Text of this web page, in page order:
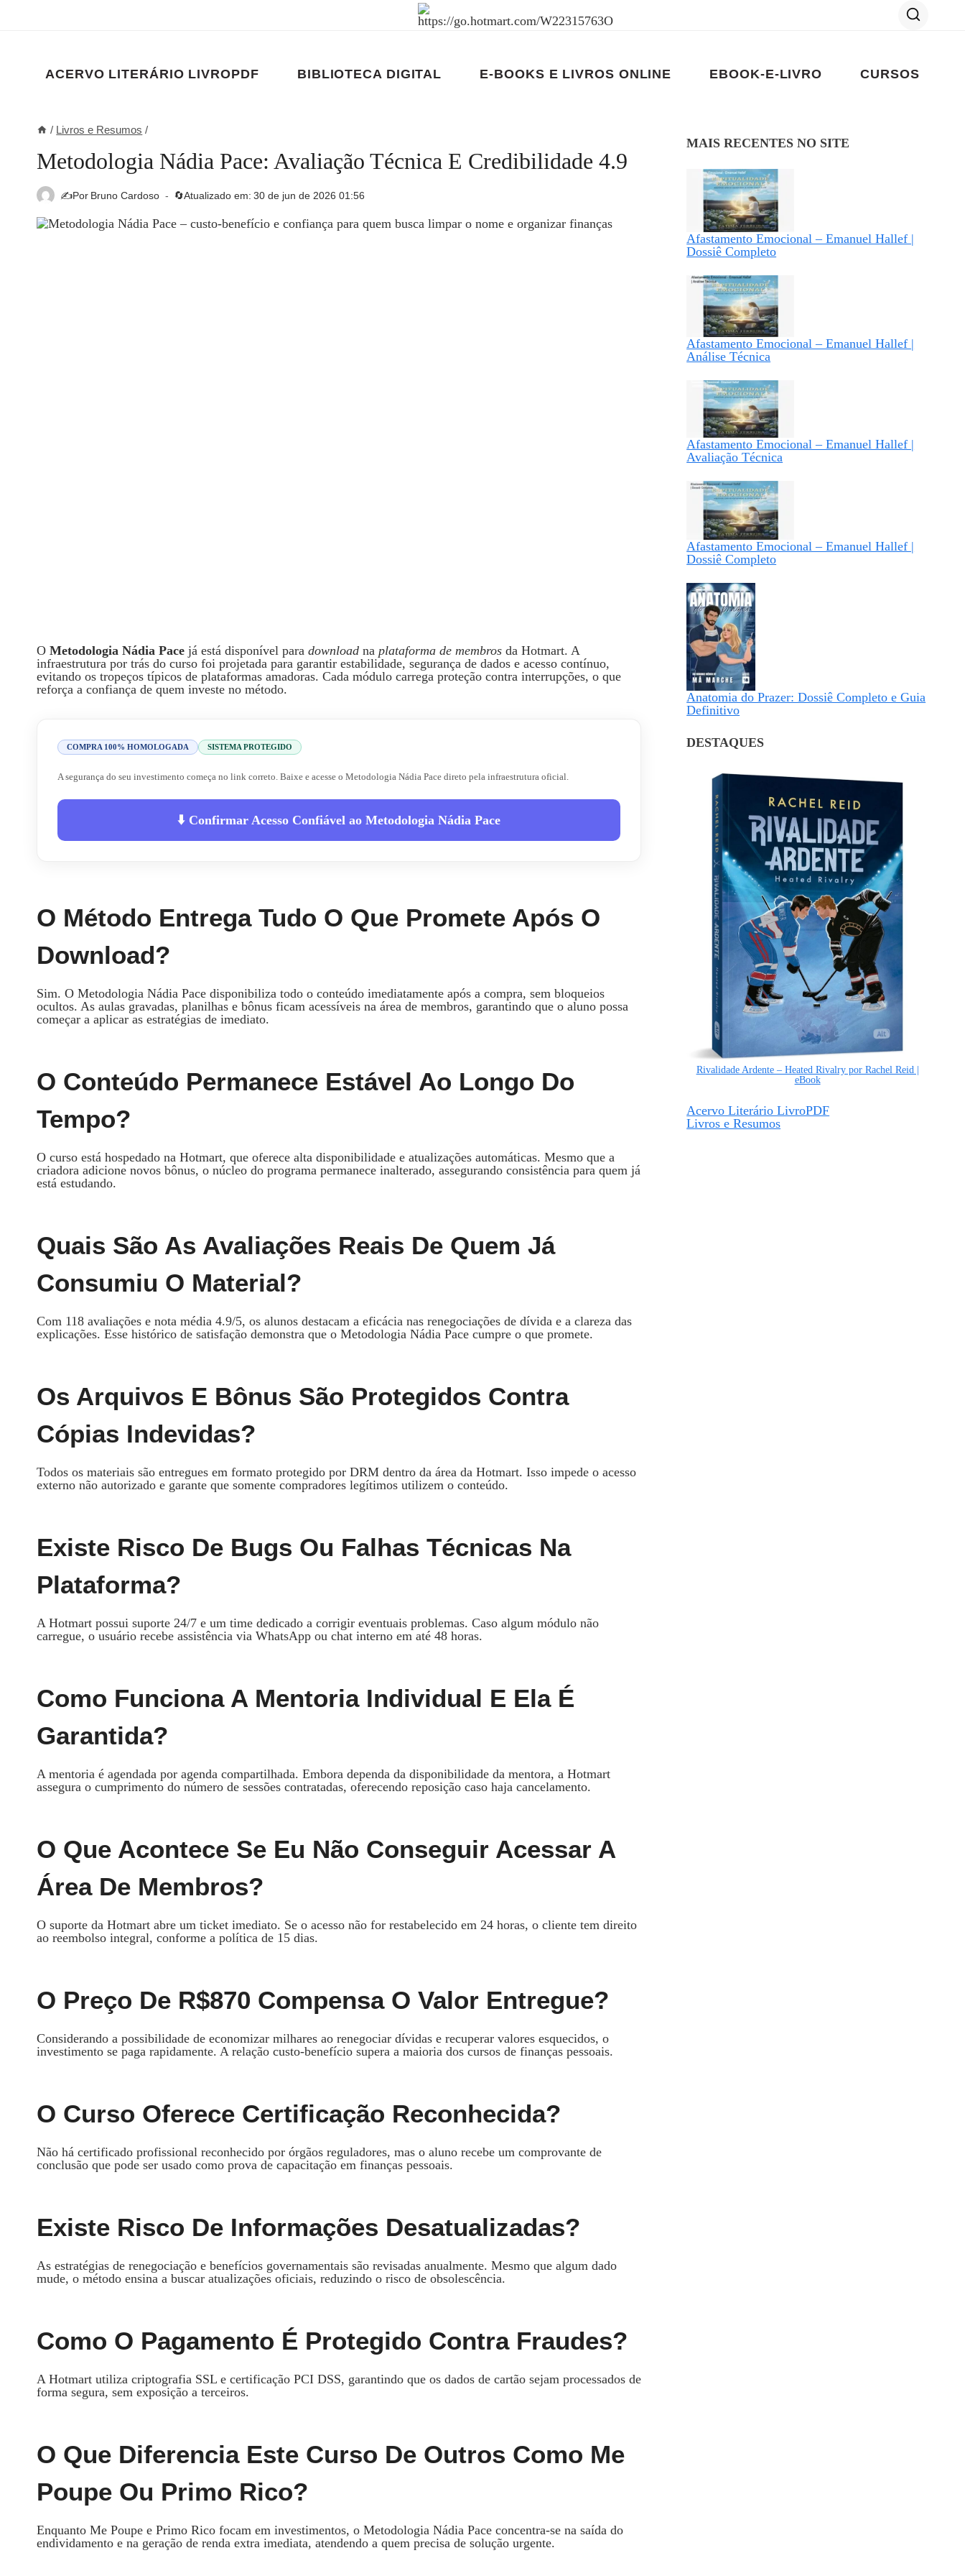
ACERVO LITERÁRIO LIVROPDF BIBLIOTECA DIGITAL E-BOOKS E LIVROS ONLINE EBOOK-E-LIVRO CURSOS
/ Livros e Resumos /
Metodologia Nádia Pace: Avaliação Técnica E Credibilidade 4.9
✍️Por Bruno Cardoso 🔄Atualizado em: 30 de jun de 2026 01:56
O Metodologia Nádia Pace já está disponível para download na plataforma de membros da Hotmart. A
infraestrutura por trás do curso foi projetada para garantir estabilidade, segurança de dados e acesso contínuo,
evitando os tropeços típicos de plataformas amadoras. Cada módulo carrega proteção contra interrupções, o que
reforça a confiança de quem investe no método.
COMPRA 100% HOMOLOGADA SISTEMA PROTEGIDO
A segurança do seu investimento começa no link correto. Baixe e acesse o Metodologia Nádia Pace direto pela infraestrutura oficial.
⬇️ Confirmar Acesso Confiável ao Metodologia Nádia Pace
O Método Entrega Tudo O Que Promete Após O
Download?
Sim. O Metodologia Nádia Pace disponibiliza todo o conteúdo imediatamente após a compra, sem bloqueios
ocultos. As aulas gravadas, planilhas e bônus ficam acessíveis na área de membros, garantindo que o aluno possa
começar a aplicar as estratégias de imediato.
O Conteúdo Permanece Estável Ao Longo Do
Tempo?
O curso está hospedado na Hotmart, que oferece alta disponibilidade e atualizações automáticas. Mesmo que a
criadora adicione novos bônus, o núcleo do programa permanece inalterado, assegurando consistência para quem já
está estudando.
Quais São As Avaliações Reais De Quem Já
Consumiu O Material?
Com 118 avaliações e nota média 4.9/5, os alunos destacam a eficácia nas renegociações de dívida e a clareza das
explicações. Esse histórico de satisfação demonstra que o Metodologia Nádia Pace cumpre o que promete.
Os Arquivos E Bônus São Protegidos Contra
Cópias Indevidas?
Todos os materiais são entregues em formato protegido por DRM dentro da área da Hotmart. Isso impede o acesso
externo não autorizado e garante que somente compradores legítimos utilizem o conteúdo.
Existe Risco De Bugs Ou Falhas Técnicas Na
Plataforma?
A Hotmart possui suporte 24/7 e um time dedicado a corrigir eventuais problemas. Caso algum módulo não
carregue, o usuário recebe assistência via WhatsApp ou chat interno em até 48 horas.
Como Funciona A Mentoria Individual E Ela É
Garantida?
A mentoria é agendada por agenda compartilhada. Embora dependa da disponibilidade da mentora, a Hotmart
assegura o cumprimento do número de sessões contratadas, oferecendo reposição caso haja cancelamento.
O Que Acontece Se Eu Não Conseguir Acessar A
Área De Membros?
O suporte da Hotmart abre um ticket imediato. Se o acesso não for restabelecido em 24 horas, o cliente tem direito
ao reembolso integral, conforme a política de 15 dias.
O Preço De R$870 Compensa O Valor Entregue?
Considerando a possibilidade de economizar milhares ao renegociar dívidas e recuperar valores esquecidos, o
investimento se paga rapidamente. A relação custo‑benefício supera a maioria dos cursos de finanças pessoais.
O Curso Oferece Certificação Reconhecida?
Não há certificado profissional reconhecido por órgãos reguladores, mas o aluno recebe um comprovante de
conclusão que pode ser usado como prova de capacitação em finanças pessoais.
Existe Risco De Informações Desatualizadas?
As estratégias de renegociação e benefícios governamentais são revisadas anualmente. Mesmo que algum dado
mude, o método ensina a buscar atualizações oficiais, reduzindo o risco de obsolescência.
Como O Pagamento É Protegido Contra Fraudes?
A Hotmart utiliza criptografia SSL e certificação PCI DSS, garantindo que os dados de cartão sejam processados de
forma segura, sem exposição a terceiros.
O Que Diferencia Este Curso De Outros Como Me
Poupe Ou Primo Rico?
Enquanto Me Poupe e Primo Rico focam em investimentos, o Metodologia Nádia Pace concentra‑se na saída do
endividamento e na geração de renda extra imediata, atendendo a quem precisa de solução urgente.
MAIS RECENTES NO SITE
Afastamento Emocional – Emanuel Hallef |
Dossiê Completo
Afastamento Emocional – Emanuel Hallef |
Análise Técnica
Afastamento Emocional – Emanuel Hallef |
Avaliação Técnica
Afastamento Emocional – Emanuel Hallef |
Dossiê Completo
Anatomia do Prazer: Dossiê Completo e Guia
Definitivo
DESTAQUES
Rivalidade Ardente – Heated Rivalry por Rachel Reid |
eBook
Acervo Literário LivroPDF
Livros e Resumos